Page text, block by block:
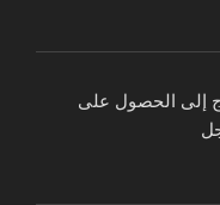
إلى الحصول على